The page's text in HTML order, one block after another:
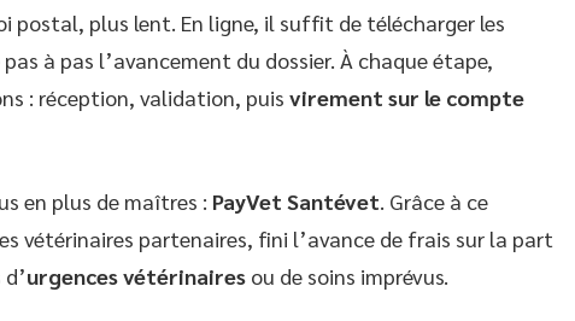
postal, plus lent. En ligne, il suffit de télécharger les
à pas l’avancement du dossier. À chaque étape,
: réception, validation, puis virement sur le compte
en plus de maîtres : PayVet Santévet . Grâce à ce
vétérinaires partenaires, fini l’avance de frais sur la part
urgences vétérinaires ou de soins imprévus.